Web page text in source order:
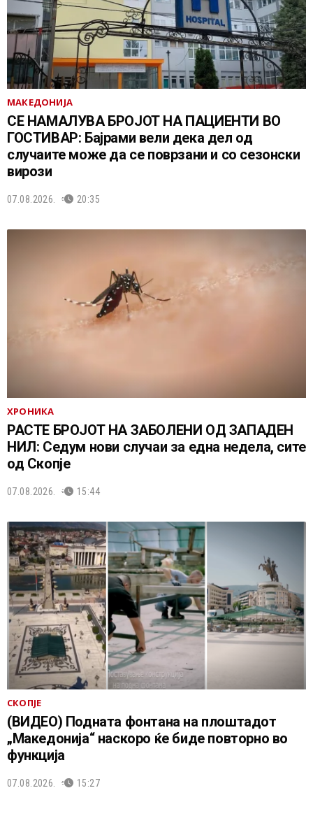
МАКЕДОНИЈА
СЕ НАМАЛУВА БРОЈОТ НА ПАЦИЕНТИ ВО
ГОСТИВАР: Бајрами вели дека дел од
случаите може да се поврзани и со сезонски
вирози
07.08.2026. 20:35
ХРОНИКА
РАСТЕ БРОЈОТ НА ЗАБОЛЕНИ ОД ЗАПАДЕН
НИЛ: Седум нови случаи за една недела, сите
од Скопје
07.08.2026. 15:44
СКОПЈЕ
(ВИДЕО) Подната фонтана на плоштадот
„Македонија“ наскоро ќе биде повторно во
функција
07.08.2026. 15:27